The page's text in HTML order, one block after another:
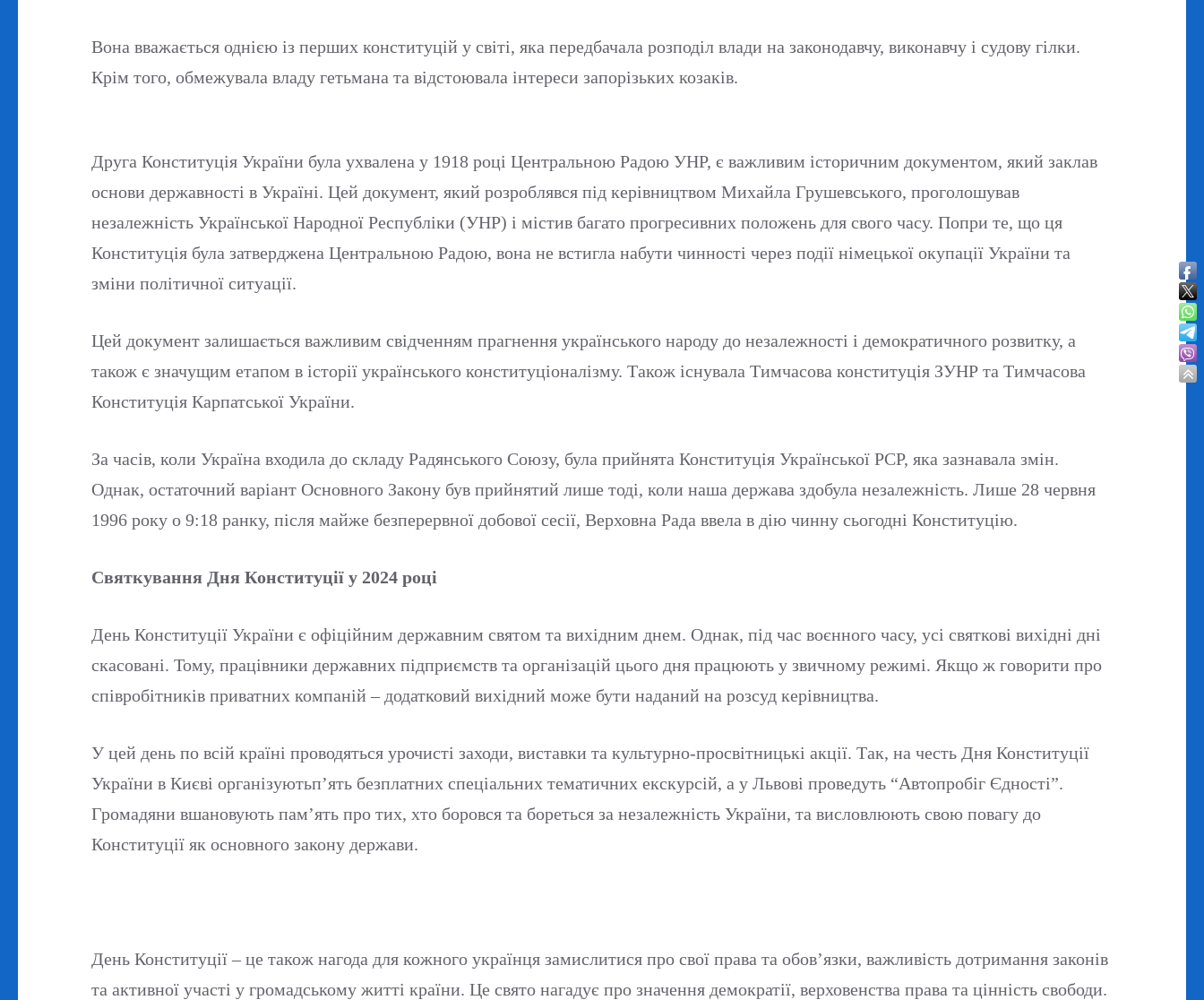
Вона вважається однією із перших конституцій у світі, яка передбачала розподіл влади на законодавчу, виконавчу і судову гілки.
Крім того, обмежувала владу гетьмана та відстоювала інтереси запорізьких козаків.
Друга Конституція України була ухвалена у 1918 році Центральною Радою УНР, є важливим історичним документом, який заклав
основи державності в Україні. Цей документ, який розроблявся під керівництвом Михайла Грушевського, проголошував
незалежність Української Народної Республіки (УНР) і містив багато прогресивних положень для свого часу. Попри те, що ця
Конституція була затверджена Центральною Радою, вона не встигла набути чинності через події німецької окупації України та
зміни політичної ситуації.
Цей документ залишається важливим свідченням прагнення українського народу до незалежності і демократичного розвитку, а
також є значущим етапом в історії українського конституціоналізму. Також існувала Тимчасова конституція ЗУНР та Тимчасова
Конституція Карпатської України.
За часів, коли Україна входила до складу Радянського Союзу, була прийнята Конституція Української РСР, яка зазнавала змін.
Однак, остаточний варіант Основного Закону був прийнятий лише тоді, коли наша держава здобула незалежність. Лише 28 червня
1996 року о 9:18 ранку, після майже безперервної добової сесії, Верховна Рада ввела в дію чинну сьогодні Конституцію.
Святкування Дня Конституції у 2024 році
День Конституції України є офіційним державним святом та вихідним днем. Однак, під час воєнного часу, усі святкові вихідні дні
скасовані. Тому, працівники державних підприємств та організацій цього дня працюють у звичному режимі. Якщо ж говорити про
співробітників приватних компаній – додатковий вихідний може бути наданий на розсуд керівництва.
У цей день по всій країні проводяться урочисті заходи, виставки та культурно-просвітницькі акції. Так, на честь Дня Конституції
України в Києві організуютьп’ять безплатних спеціальних тематичних екскурсій, а у Львові проведуть “Автопробіг Єдності”.
Громадяни вшановують пам’ять про тих, хто боровся та бореться за незалежність України, та висловлюють свою повагу до
Конституції як основного закону держави.
День Конституції – це також нагода для кожного українця замислитися про свої права та обов’язки, важливість дотримання законів
та активної участі у громадському житті країни. Це свято нагадує про значення демократії, верховенства права та цінність свободи.